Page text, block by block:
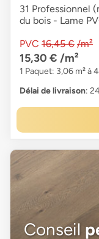
31 Professionnel
du bois - Lame
PVC 16,45 € /m²
15,30 € /m²
1 Paquet: 3,06 m² à
Délai de livraison:
Conseil